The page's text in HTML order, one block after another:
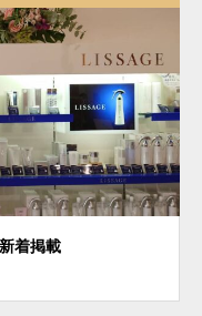
着掲載